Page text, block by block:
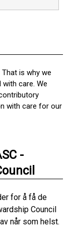
is why we
care. We
with care for our
-
for å få de
Council
når som helst.